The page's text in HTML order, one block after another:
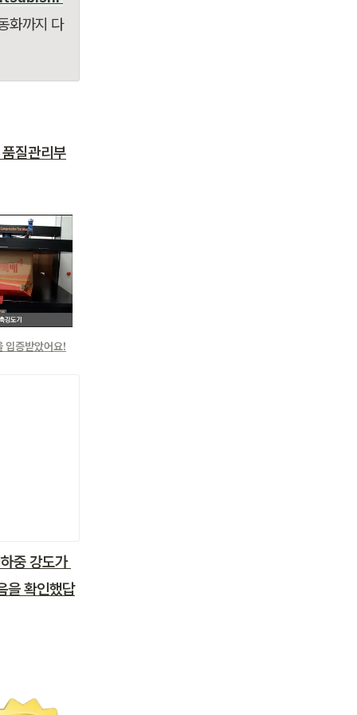
화까지 다
질관리부
입증받았어요!
중 강도가
을 확인했답